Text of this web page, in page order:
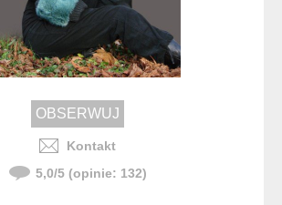
Kontakt
5,0/5(opinie: 132)